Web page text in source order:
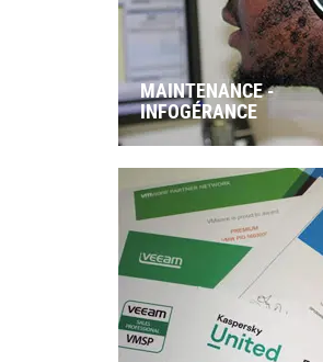
MAINTENANCE -
INFOGÉRANCE